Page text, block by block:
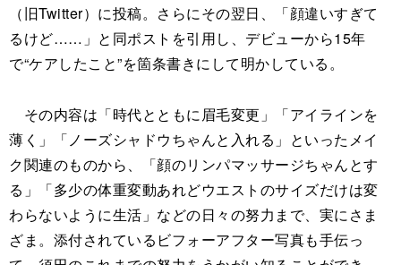
（旧Twitter）に投稿。さらにその翌日、「顔違いすぎて
るけど……」と同ポストを引用し、デビューから15年
で“ケアしたこと”を箇条書きにして明かしている。
その内容は「時代とともに眉毛変更」「アイラインを
薄く」「ノーズシャドウちゃんと入れる」といったメイ
ク関連のものから、「顔のリンパマッサージちゃんとす
る」「多少の体重変動あれどウエストのサイズだけは変
わらないように生活」などの日々の努力まで、実にさま
ざま。添付されているビフォーアフター写真も手伝っ